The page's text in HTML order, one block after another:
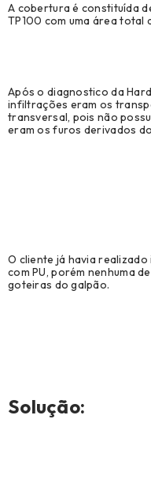
A cobertura é constituída
TP100 com uma área total
Após o diagnostico da
infiltrações eram os
transversal, pois não
eram os furos derivados
O cliente já havia
com PU, porém nenhuma
goteiras do galpão.
Solução: